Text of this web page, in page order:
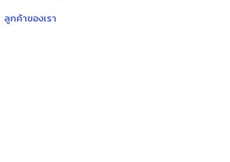
ลูกค้าของเรา